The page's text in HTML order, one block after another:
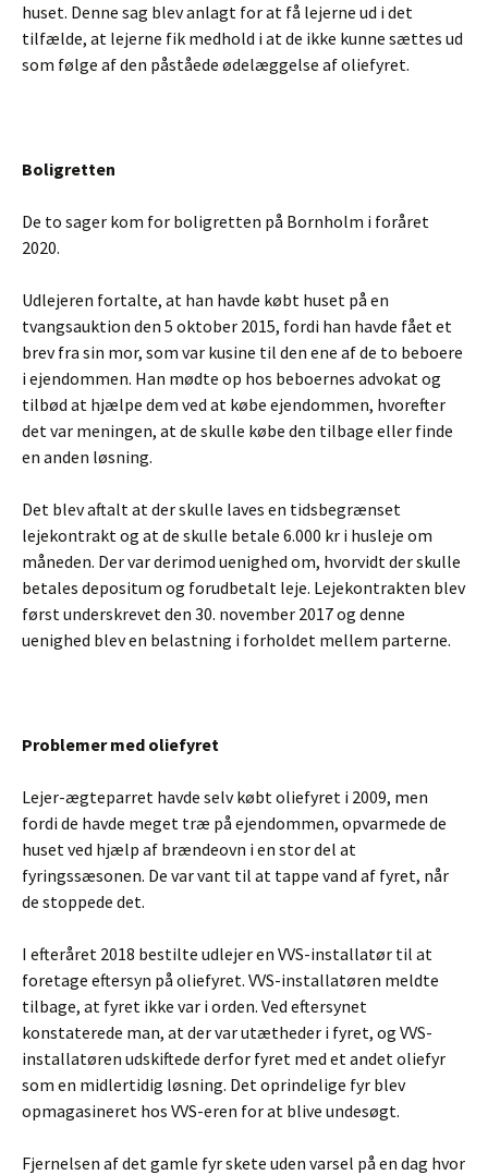
huset. Denne sag blev anlagt for at få lejerne ud i det
tilfælde, at lejerne fik medhold i at de ikke kunne sættes ud
som følge af den påståede ødelæggelse af oliefyret.
Boligretten
De to sager kom for boligretten på Bornholm i foråret
2020.
Udlejeren fortalte, at han havde købt huset på en
tvangsauktion den 5 oktober 2015, fordi han havde fået et
brev fra sin mor, som var kusine til den ene af de to beboere
i ejendommen. Han mødte op hos beboernes advokat og
tilbød at hjælpe dem ved at købe ejendommen, hvorefter
det var meningen, at de skulle købe den tilbage eller finde
en anden løsning.
Det blev aftalt at der skulle laves en tidsbegrænset
lejekontrakt og at de skulle betale 6.000 kr i husleje om
måneden. Der var derimod uenighed om, hvorvidt der skulle
betales depositum og forudbetalt leje. Lejekontrakten blev
først underskrevet den 30. november 2017 og denne
uenighed blev en belastning i forholdet mellem parterne.
Problemer med oliefyret
Lejer-ægteparret havde selv købt oliefyret i 2009, men
fordi de havde meget træ på ejendommen, opvarmede de
huset ved hjælp af brændeovn i en stor del at
fyringssæsonen. De var vant til at tappe vand af fyret, når
de stoppede det.
I efteråret 2018 bestilte udlejer en VVS-installatør til at
foretage eftersyn på oliefyret. VVS-installatøren meldte
tilbage, at fyret ikke var i orden. Ved eftersynet
konstaterede man, at der var utætheder i fyret, og VVS-
installatøren udskiftede derfor fyret med et andet oliefyr
som en midlertidig løsning. Det oprindelige fyr blev
opmagasineret hos VVS-eren for at blive undesøgt.
Fjernelsen af det gamle fyr skete uden varsel på en dag hvor